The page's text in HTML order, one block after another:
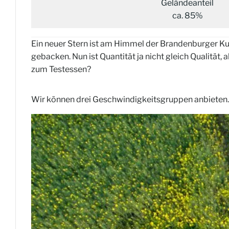
Geländeanteil
ca. 85%
Ein neuer Stern ist am Himmel der Brandenburger
gebacken. Nun ist Quantität ja nicht gleich Qualität,
zum Testessen?
Wir können drei Geschwindigkeitsgruppen anbieten.